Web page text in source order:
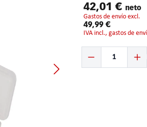
42,01 € neto
gastos de envío excl.
49,99 €
IVA incl., gastos de
Cantidad del